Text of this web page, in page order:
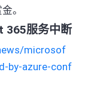
。
365服务中断
microsof
by-azure-conf